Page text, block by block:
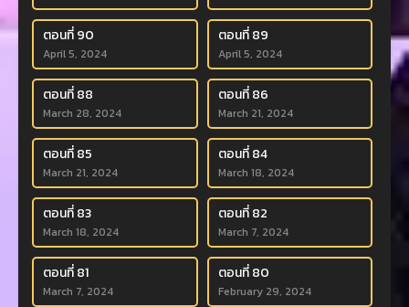
ตอนที่ 90
April 5, 2024
ตอนที่ 89
April 5, 2024
ตอนที่ 88
March 28, 2024
ตอนที่ 86
March 21, 2024
ตอนที่ 85
March 21, 2024
ตอนที่ 84
March 18, 2024
ตอนที่ 83
March 18, 2024
ตอนที่ 82
March 7, 2024
ตอนที่ 81
March 7, 2024
ตอนที่ 80
February 29, 2024